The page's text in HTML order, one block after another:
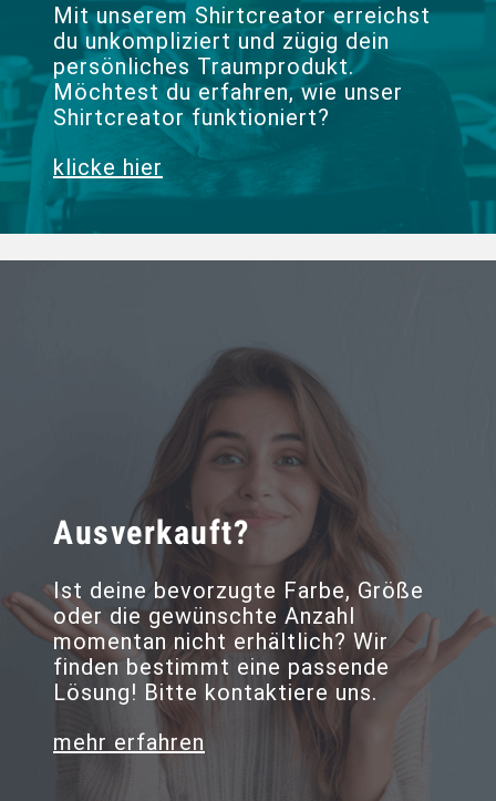
Mit unserem Shirtcreator erreichst
du unkompliziert und zügig dein
persönliches Traumprodukt.
Möchtest du erfahren, wie unser
Shirtcreator funktioniert?
klicke hier
Ausverkauft?
Ist deine bevorzugte Farbe, Größe
oder die gewünschte Anzahl
momentan nicht erhältlich? Wir
finden bestimmt eine passende
Lösung! Bitte kontaktiere uns.
mehr erfahren